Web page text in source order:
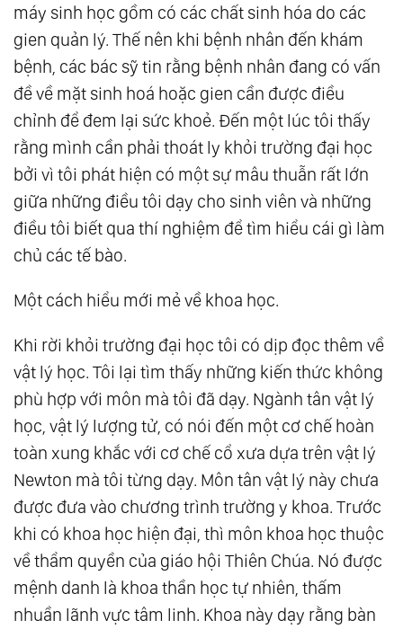
máy sinh học gồm có các chất sinh hóa do các
gien quản lý. Thế nên khi bệnh nhân đến khám
bệnh, các bác sỹ tin rằng bệnh nhân đang có vấn
đề về mặt sinh hoá hoặc gien cần được điều
chỉnh để đem lại sức khoẻ. Đến một lúc tôi thấy
rằng mình cần phải thoát ly khỏi trường đại học
bởi vì tôi phát hiện có một sự mâu thuẫn rất lớn
giữa những điều tôi dạy cho sinh viên và những
điều tôi biết qua thí nghiệm để tìm hiểu cái gì làm
chủ các tế bào.
Một cách hiểu mới mẻ về khoa học.
Khi rời khỏi trường đại học tôi có dịp đọc thêm về
vật lý học. Tôi lại tìm thấy những kiến thức không
phù hợp với môn mà tôi đã dạy. Ngành tân vật lý
học, vật lý lượng tử, có nói đến một cơ chế hoàn
toàn xung khắc với cơ chế cổ xưa dựa trên vật lý
Newton mà tôi từng dạy. Môn tân vật lý này chưa
được đưa vào chương trình trường y khoa. Trước
khi có khoa học hiện đại, thì môn khoa học thuộc
về thẩm quyền của giáo hội Thiên Chúa. Nó được
mệnh danh là khoa thần học tự nhiên, thấm
nhuần lãnh vực tâm linh. Khoa này dạy rằng bàn